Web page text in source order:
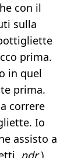
con il
sulla
prima.
in quel
prima.
correre
Io
assisto a
ndr).